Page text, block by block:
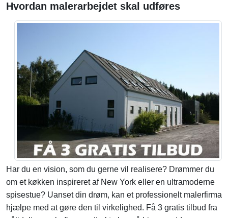
Hvordan malerarbejdet skal udføres
Har du en vision, som du gerne vil realisere? Drømmer du
om et køkken inspireret af New York eller en ultramoderne
spisestue? Uanset din drøm, kan et professionelt malerfirma
hjælpe med at gøre den til virkelighed. Få 3 gratis tilbud fra